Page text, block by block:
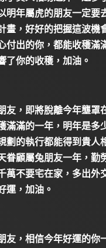
明年屬虎的朋友一定要
畫，好好的把握這波機
付出的你，都能收穫滿
了你的收穫，加油。
友，即將脫離今年壟罩
滿滿的一年，明年是多
劃的執行都能得到貴人
眷顧屬兔朋友一年，勤
萬不要宅在家，多出外
運，加油。
友，相信今年好運的你